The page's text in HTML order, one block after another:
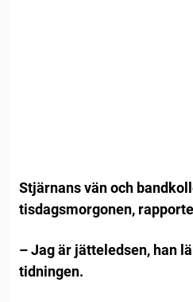
Stjärnans vän och
tisdagsmorgonen,
– Jag är jätteledsen, han
tidningen.